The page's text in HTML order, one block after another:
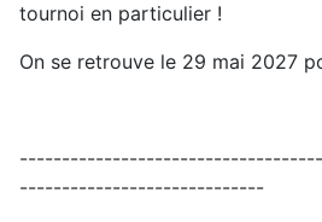
tournoi en particulier !
On se retrouve le 29 mai 2027
-----------------------------